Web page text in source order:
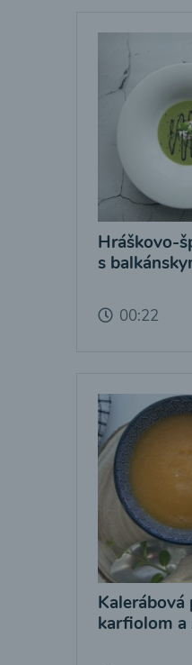
Hráškovo-
s
00:22
Kalerábová
karfiolom a